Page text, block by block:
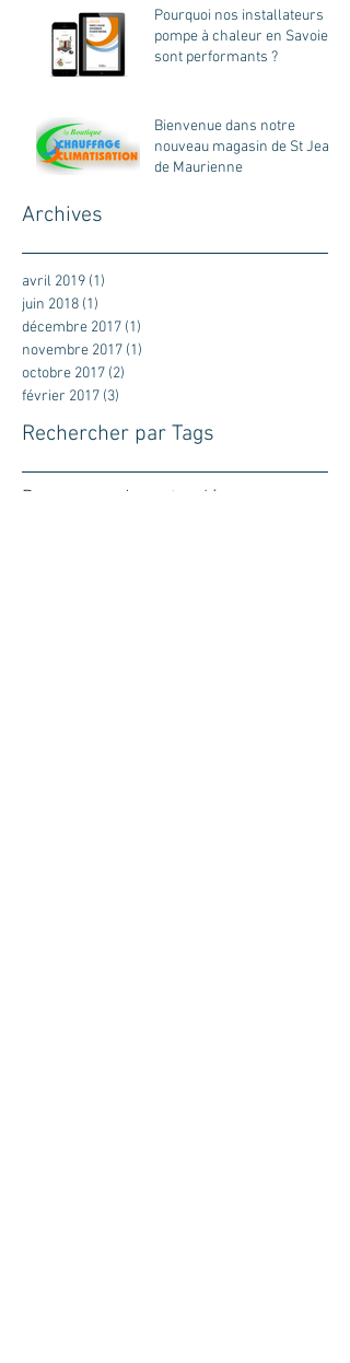
Rechercher par Tags
Archives
Pourquoi nos installateurs
pompe à chaleur en Savoie
sont performants ?
Bienvenue dans notre
nouveau magasin de St Jean
de Maurienne
avril 2019 (1)
juin 2018 (1)
décembre 2017 (1)
novembre 2017 (1)
octobre 2017 (2)
février 2017 (3)
Pas encore de mots-clés.